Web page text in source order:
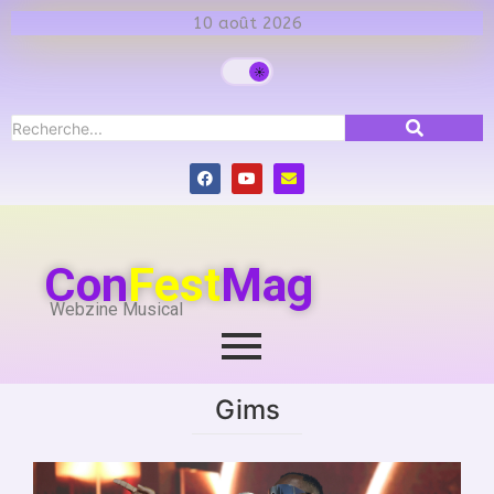
10 août 2026
ConFestMag
Webzine Musical
Gims
Franco d'Esch/Alzette